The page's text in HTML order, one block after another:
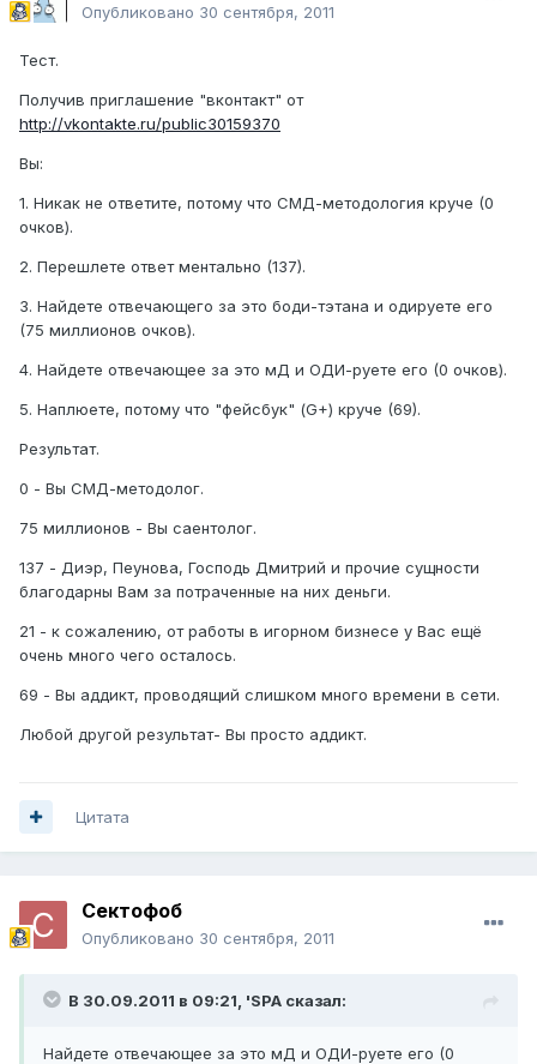
Опубликовано 30 сентября, 2011
Тест.
Получив приглашение "вконтакт" от
http://vkontakte.ru/public30159370
Вы:
1. Никак не ответите, потому что СМД-методология круче (0
очков).
2. Перешлете ответ ментально (137).
3. Найдете отвечающего за это боди-тэтана и одируете его
(75 миллионов очков).
4. Найдете отвечающее за это мД и ОДИ-руете его (0 очков).
5. Наплюете, потому что "фейсбук" (G+) круче (69).
Результат.
0 - Вы СМД-методолог.
75 миллионов - Вы саентолог.
137 - Диэр, Пеунова, Господь Дмитрий и прочие сущности
благодарны Вам за потраченные на них деньги.
21 - к сожалению, от работы в игорном бизнесе у Вас ещё
очень много чего осталось.
69 - Вы аддикт, проводящий слишком много времени в сети.
Любой другой результат- Вы просто аддикт.
Цитата
Сектофоб
Опубликовано 30 сентября, 2011
В 30.09.2011 в 09:21, 'SPA сказал:
Найдете отвечающее за это мД и ОДИ-руете его (0